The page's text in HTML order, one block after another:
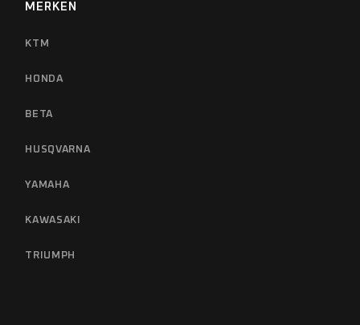
MERKEN
KTM
HONDA
BETA
HUSQVARNA
YAMAHA
KAWASAKI
TRIUMPH